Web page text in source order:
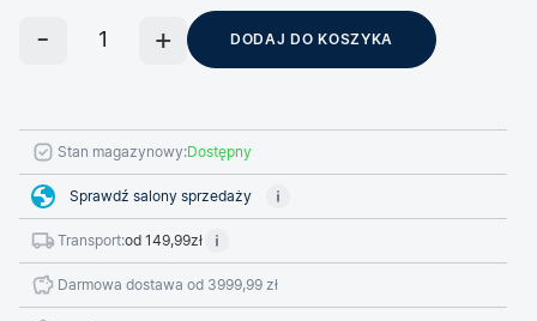
DODAJ DO KOSZYKA
Stan magazynowy:Dostępny
Sprawdź salony sprzedaży
Transport:od 149,99zł
Darmowa dostawa od 3999,99 zł